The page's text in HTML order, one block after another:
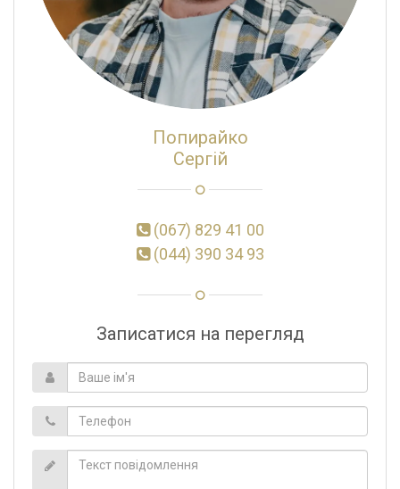
Попирайко
Сергій
(067) 829 41 00
(044) 390 34 93
Записатися на перегляд